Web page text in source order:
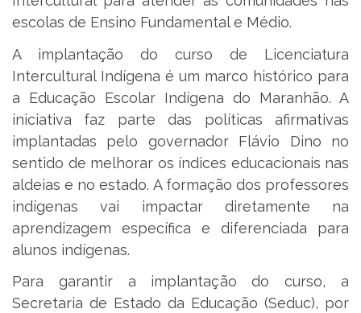
escolas de Ensino Fundamental e Médio.
A implantação do curso de Licenciatura
Intercultural Indígena é um marco histórico para
a Educação Escolar Indígena do Maranhão. A
iniciativa faz parte das políticas afirmativas
implantadas pelo governador Flávio Dino no
sentido de melhorar os índices educacionais nas
aldeias e no estado. A formação dos professores
indígenas vai impactar diretamente na
aprendizagem específica e diferenciada para
alunos indígenas.
Para garantir a implantação do curso, a
Secretaria de Estado da Educação (Seduc), por